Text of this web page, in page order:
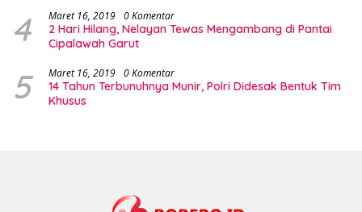
4 Maret 16, 2019 0 Komentar
2 Hari Hilang, Nelayan Tewas Mengambang di Pantai
Cipalawah Garut
5 Maret 16, 2019 0 Komentar
14 Tahun Terbunuhnya Munir, Polri Didesak Bentuk Tim
Khusus